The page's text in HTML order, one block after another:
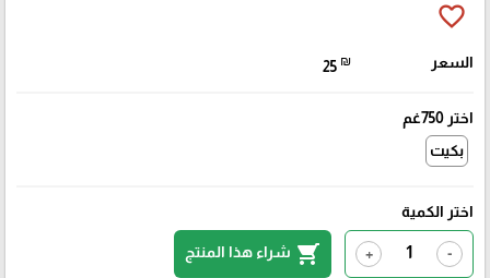
favorite_border
السعر 25 ₪
اختر 750غم
بكيت
اختر الكمية
-
+
shopping_cart شراء هذا المنتج